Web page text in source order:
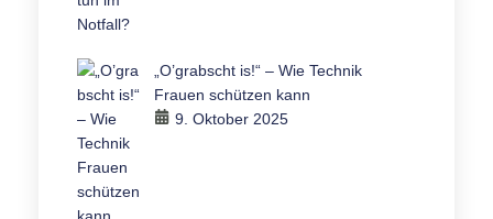
„O’grabscht is!“ – Wie Technik
Frauen schützen kann
9. Oktober 2025